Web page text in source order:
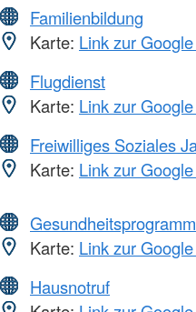
Familienbildung
Karte: Link zur
Flugdienst
Karte: Link zur
Freiwilliges Soziales
Karte: Link zur
Karte: Link zur
Hausnotruf